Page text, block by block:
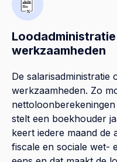
werkzaamheden
De salarisadministratie
werkzaamheden. Zo
stelt een boekhouder
keert iedere maand de
fiscale en sociale wet-